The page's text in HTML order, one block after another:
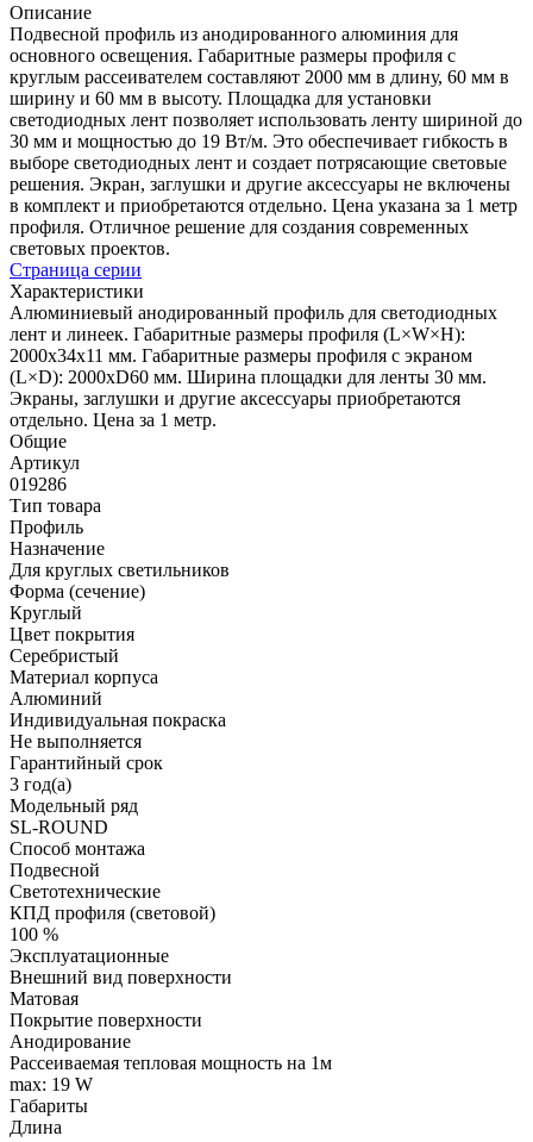
Описание
Подвесной профиль из анодированного алюминия для
основного освещения. Габаритные размеры профиля с
круглым рассеивателем составляют 2000 мм в длину, 60 мм в
ширину и 60 мм в высоту. Площадка для установки
светодиодных лент позволяет использовать ленту шириной до
30 мм и мощностью до 19 Вт/м. Это обеспечивает гибкость в
выборе светодиодных лент и создает потрясающие световые
решения. Экран, заглушки и другие аксессуары не включены
в комплект и приобретаются отдельно. Цена указана за 1 метр
профиля. Отличное решение для создания современных
световых проектов.
Страница серии
Характеристики
Алюминиевый анодированный профиль для светодиодных
лент и линеек. Габаритные размеры профиля (L×W×H):
2000x34x11 мм. Габаритные размеры профиля с экраном
(L×D): 2000xD60 мм. Ширина площадки для ленты 30 мм.
Экраны, заглушки и другие аксессуары приобретаются
отдельно. Цена за 1 метр.
Общие
Артикул
019286
Тип товара
Профиль
Назначение
Для круглых светильников
Форма (сечение)
Круглый
Цвет покрытия
Серебристый
Материал корпуса
Алюминий
Индивидуальная покраска
Не выполняется
Гарантийный срок
3 год(а)
Модельный ряд
SL-ROUND
Способ монтажа
Подвесной
Светотехнические
КПД профиля (cветовой)
100 %
Эксплуатационные
Внешний вид поверхности
Матовая
Покрытие поверхности
Анодирование
Рассеиваемая тепловая мощность на 1м
max: 19 W
Габариты
Длина